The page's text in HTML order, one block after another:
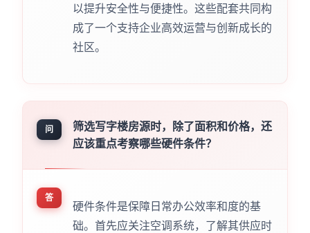
以提升安全性与便捷性。这些配套共同构
成了一个支持企业高效运营与创新成长的
社区。
问
筛选写字楼房源时，除了面积和价格，还
应该重点考察哪些硬件条件？
答
硬件条件是保障日常办公效率和度的基
础。首先应关注空调系统，了解其供应时